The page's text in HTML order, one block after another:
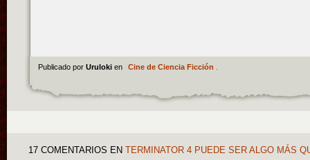
Publicado por Uruloki en Cine de Ciencia Ficción
17 COMENTARIOS EN TERMINATOR 4 PUEDE SER ALGO MÁS